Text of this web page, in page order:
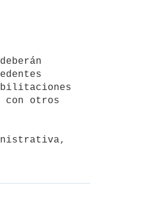
con otros